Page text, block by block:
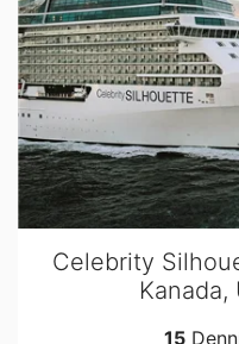
Celebrity
15